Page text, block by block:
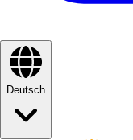
Deutsch